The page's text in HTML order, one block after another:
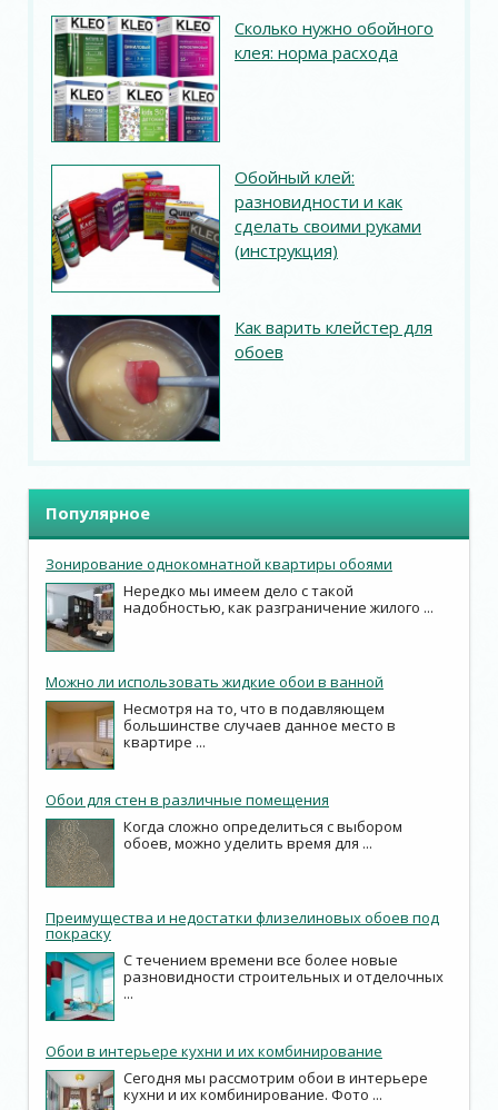
Сколько нужно обойного
клея: норма расхода
Обойный клей:
разновидности и как
сделать своими руками
(инструкция)
Как варить клейстер для
обоев
Популярное
Зонирование однокомнатной квартиры обоями
Нередко мы имеем дело с такой
надобностью, как разграничение жилого ...
Можно ли использовать жидкие обои в ванной
Несмотря на то, что в подавляющем
большинстве случаев данное место в
квартире ...
Обои для стен в различные помещения
Когда сложно определиться с выбором
обоев, можно уделить время для ...
Преимущества и недостатки флизелиновых обоев под
покраску
С течением времени все более новые
разновидности строительных и отделочных
...
Обои в интерьере кухни и их комбинирование
Сегодня мы рассмотрим обои в интерьере
кухни и их комбинирование. Фото ...